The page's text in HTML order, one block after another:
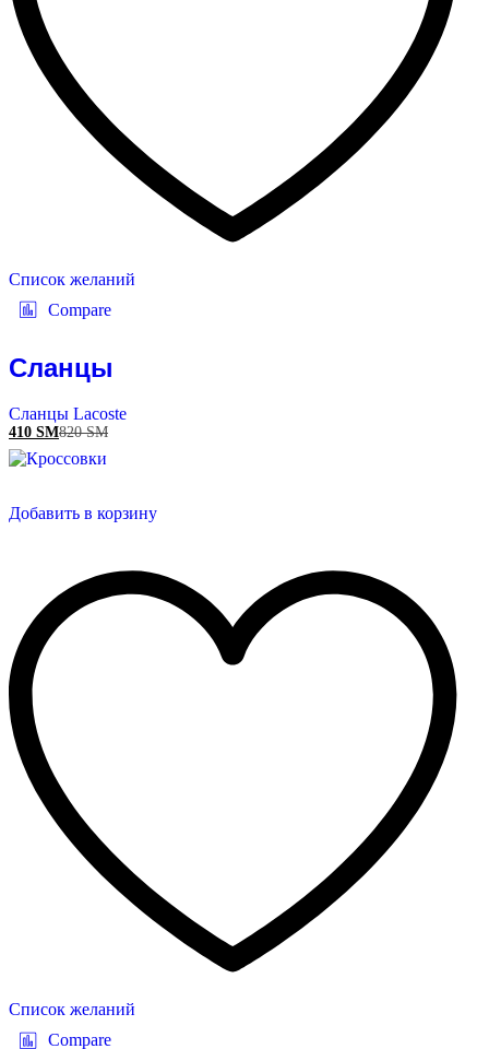
Список желаний
Compare
Сланцы
Сланцы Lacoste
410 ЅМ820ЅМ
Добавить в корзину
Список желаний
Compare